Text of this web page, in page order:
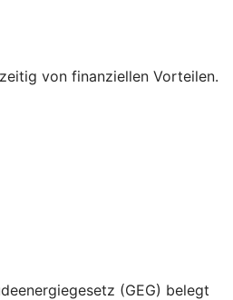
von finanziellen Vorteilen.
(GEG) belegt